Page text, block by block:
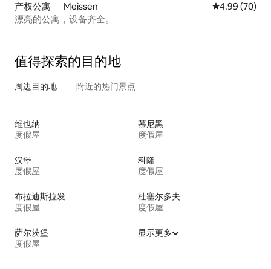
产权公寓 ｜ Meissen 平均评分 4.99
4.99 (70)
漂亮的公寓，设备齐全。
值得探索的目的地
周边目的地 附近的热门景点
维也纳
度假屋
慕尼黑
度假屋
汉堡
度假屋
科隆
度假屋
布拉迪斯拉发
度假屋
杜塞尔多夫
度假屋
萨尔茨堡
度假屋
显示更多